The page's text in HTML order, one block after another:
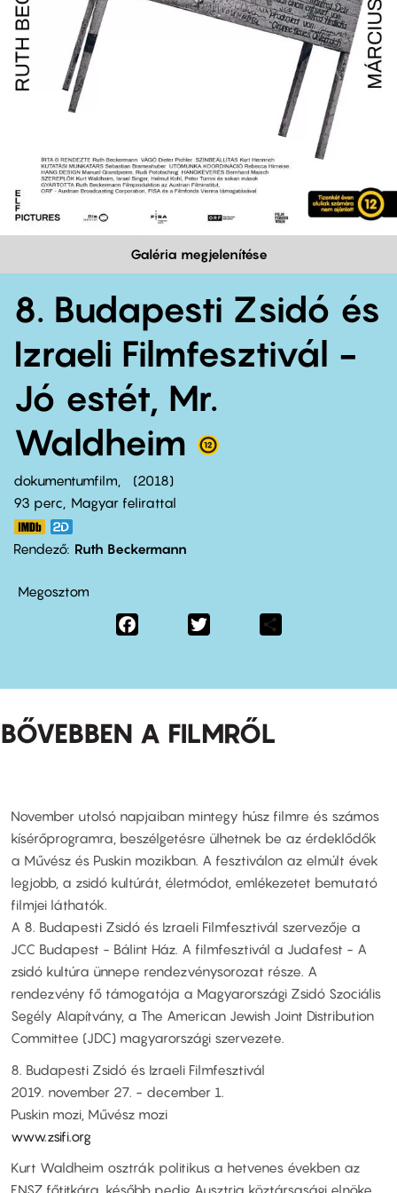
Galéria megjelenítése
8. Budapesti Zsidó és
Izraeli Filmfesztivál -
Jó estét, Mr.
Waldheim
dokumentumfilm
2018
93 perc,
Magyar felirattal
Rendező Ruth Beckermann
Megosztom
Facebook
BŐVEBBEN A FILMRŐL
November utolsó napjaiban mintegy húsz filmre és számos
kísérőprogramra, beszélgetésre ülhetnek be az érdeklődők
a Művész és Puskin mozikban. A fesztiválon az elmúlt évek
legjobb, a zsidó kultúrát, életmódot, emlékezetet bemutató
filmjei láthatók.
A 8. Budapesti Zsidó és Izraeli Filmfesztivál szervezője a
JCC Budapest - Bálint Ház. A filmfesztivál a Judafest - A
zsidó kultúra ünnepe rendezvénysorozat része. A
rendezvény fő támogatója a Magyarországi Zsidó Szociális
Segély Alapítvány, a The American Jewish Joint Distribution
Committee (JDC) magyarországi szervezete.​​
8. Budapesti Zsidó és Izraeli Filmfesztivál​
2019. november 27. - december 1.​
Puskin mozi, Művész mozi​
www.zsifi.org
Kurt Waldheim osztrák politikus a hetvenes években az